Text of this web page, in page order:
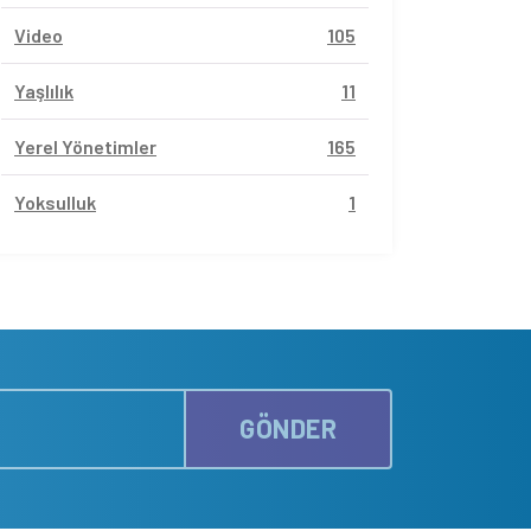
Video 105
Yaşlılık 11
Yerel Yönetimler 165
Yoksulluk 1
GÖNDER